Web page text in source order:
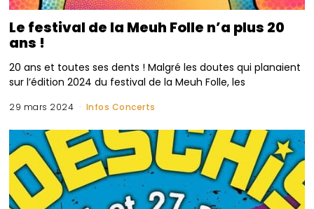
Le festival de la Meuh Folle n’a plus 20
ans !
20 ans et toutes ses dents ! Malgré les doutes qui planaient
sur l’édition 2024 du festival de la Meuh Folle, les
29 mars 2024 Infos Concerts